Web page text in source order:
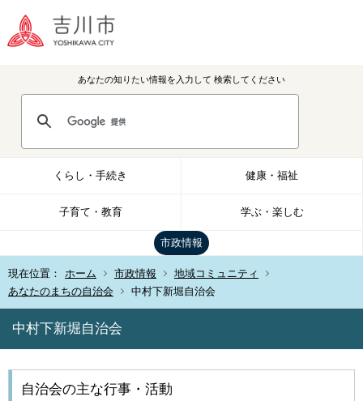
あなたの知りたい情報を入力して 検索してください
くらし・手続き 健康・福祉
子育て・教育 学ぶ・楽しむ
市政情報
現在位置： ホーム 市政情報
地域コミュニティ
あなたのまちの自治会
中村下新堀自治会
中村下新堀自治会
自治会の主な行事・活動